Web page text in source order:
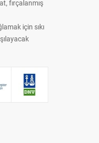
fırçalanmış
için sıkı